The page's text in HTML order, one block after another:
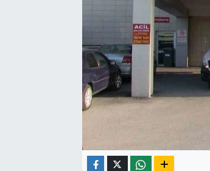
Resmi İlanlar
Foto Şaka
Teknoloji